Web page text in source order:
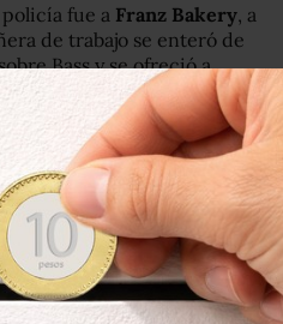
fue a Franz Bakery , a
de trabajo se enteró de
Bass y se ofreció a
en Reino Unido 30 años
plantas de un vecino
informó el periódico
humana básica de ayudar (…),